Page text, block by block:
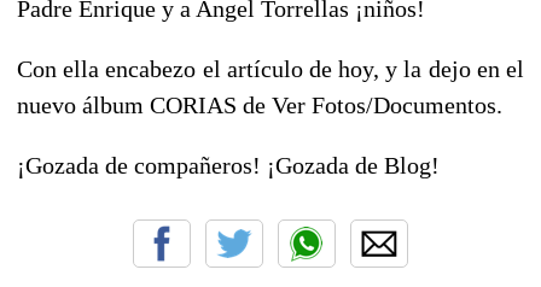
Padre Enrique y a Angel Torrellas ¡niños!
Con ella encabezo el artículo de hoy, y la dejo en el
nuevo álbum CORIAS de Ver Fotos/Documentos.
¡Gozada de compañeros! ¡Gozada de Blog!